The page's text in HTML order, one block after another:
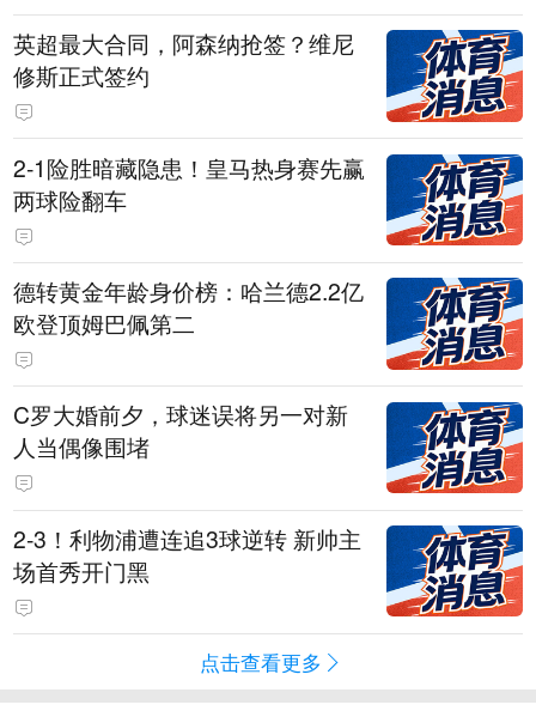
英超最大合同，阿森纳抢签？维尼
修斯正式签约
2-1险胜暗藏隐患！皇马热身赛先赢
两球险翻车
德转黄金年龄身价榜：哈兰德2.2亿
欧登顶姆巴佩第二
C罗大婚前夕，球迷误将另一对新
人当偶像围堵
2-3！利物浦遭连追3球逆转 新帅主
场首秀开门黑
点击查看更多